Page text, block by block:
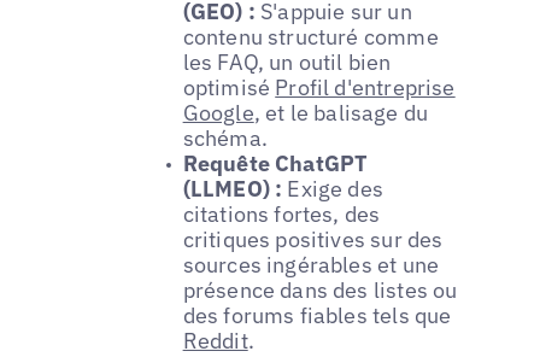
(GEO) : S'appuie sur un
contenu structuré comme
les FAQ, un outil bien
optimisé Profil d'entreprise
Google, et le balisage du
schéma.
Requête ChatGPT
(LLMEO) : Exige des
citations fortes, des
critiques positives sur des
sources ingérables et une
présence dans des listes ou
des forums fiables tels que
Reddit.